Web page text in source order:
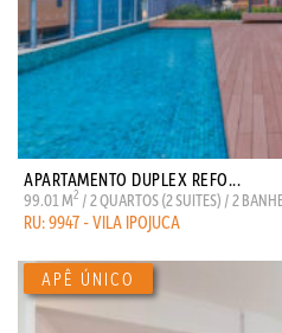
APARTAMENTO DUPLEX REFO...
99.01 M2 / 2 QUARTOS (2 SUITES) / 2
RU: 9947 - VILA IPOJUCA